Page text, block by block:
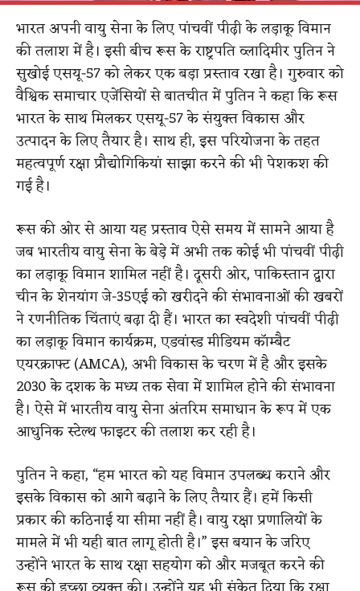
भारत अपनी वायु सेना के लिए पांचवीं पीढ़ी के लड़ाकू विमान
की तलाश में है। इसी बीच रूस के राष्ट्रपति व्लादिमीर पुतिन ने
सुखोई एसयू-57 को लेकर एक बड़ा प्रस्ताव रखा है। गुरुवार को
वैश्विक समाचार एजेंसियों से बातचीत में पुतिन ने कहा कि रूस
भारत के साथ मिलकर एसयू-57 के संयुक्त विकास और
उत्पादन के लिए तैयार है। साथ ही, इस परियोजना के तहत
महत्वपूर्ण रक्षा प्रौद्योगिकियां साझा करने की भी पेशकश की
गई है।
रूस की ओर से आया यह प्रस्ताव ऐसे समय में सामने आया है
जब भारतीय वायु सेना के बेड़े में अभी तक कोई भी पांचवीं पीढ़ी
का लड़ाकू विमान शामिल नहीं है। दूसरी ओर, पाकिस्तान द्वारा
चीन के शेनयांग जे-35एई को खरीदने की संभावनाओं की खबरों
ने रणनीतिक चिंताएं बढ़ा दी हैं। भारत का स्वदेशी पांचवीं पीढ़ी
का लड़ाकू विमान कार्यक्रम, एडवांस्ड मीडियम कॉम्बैट
एयरक्राफ्ट (AMCA), अभी विकास के चरण में है और इसके
2030 के दशक के मध्य तक सेवा में शामिल होने की संभावना
है। ऐसे में भारतीय वायु सेना अंतरिम समाधान के रूप में एक
आधुनिक स्टेल्थ फाइटर की तलाश कर रही है।
पुतिन ने कहा, “हम भारत को यह विमान उपलब्ध कराने और
इसके विकास को आगे बढ़ाने के लिए तैयार हैं। हमें किसी
प्रकार की कठिनाई या सीमा नहीं है। वायु रक्षा प्रणालियों के
मामले में भी यही बात लागू होती है।” इस बयान के जरिए
उन्होंने भारत के साथ रक्षा सहयोग को और मजबूत करने की